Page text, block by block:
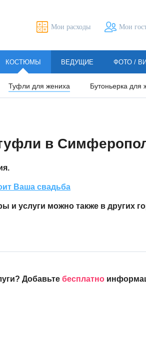
Мои расходы Мои
КОСТЮМЫ
Туфли для жениха Бутоньерка для
ВЕДУЩИЕ ФОТО /
в
Ваша свадьба
и услуги можно также в других
Добавьте бесплатно